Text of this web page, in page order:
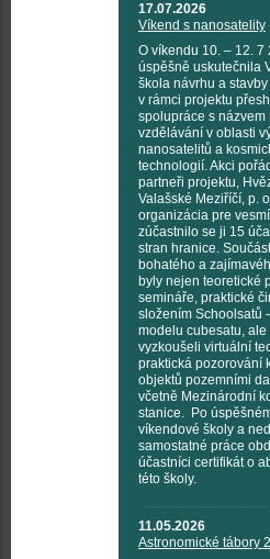
17.07.2026
Víkend s nanosatelity
O víkendu 10. – 12. 7
úspěšně uskutečnila
škola návrhu a
v rámci projektu
spolupráce s názvem
vzdělávání v oblasti
nanosatelitů a
technologií. Akci
partneři projektu,
Valašské Meziříčí, p.
organizácia pre
zúčastnilo se ji 15
stran hranice.
bohatého a
byly nejen teoretické
semináře, praktické
složením Schoolsatů
modelu cubesatu, ale
vyzkoušeli virtuální
praktická pozorování
objektů pozemními
včetně Mezinárodní
stanice. Po
víkendové školy a
samostatné práce
účastníci certifikát o
této školy.
11.05.2026
Astronomické tábory